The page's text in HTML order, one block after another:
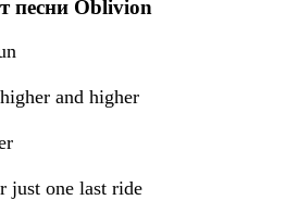
песни Oblivion
and higher
just one last ride